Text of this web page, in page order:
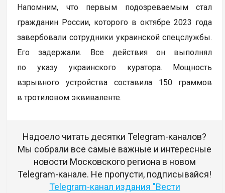
Напомним, что первым подозреваемым стал
гражданин России, которого в октябре 2023 года
завербовали сотрудники украинской спецслужбы.
Его задержали. Все действия он выполнял
по указу украинского куратора. Мощность
взрывного устройства составила 150 граммов
в тротиловом эквиваленте.
Надоело читать десятки Telegram-каналов?
Мы собрали все самые важные и интересные
новости Московского региона в новом
Telegram-канале. Не пропусти, подписывайся!
Telegram-канал издания "Вести